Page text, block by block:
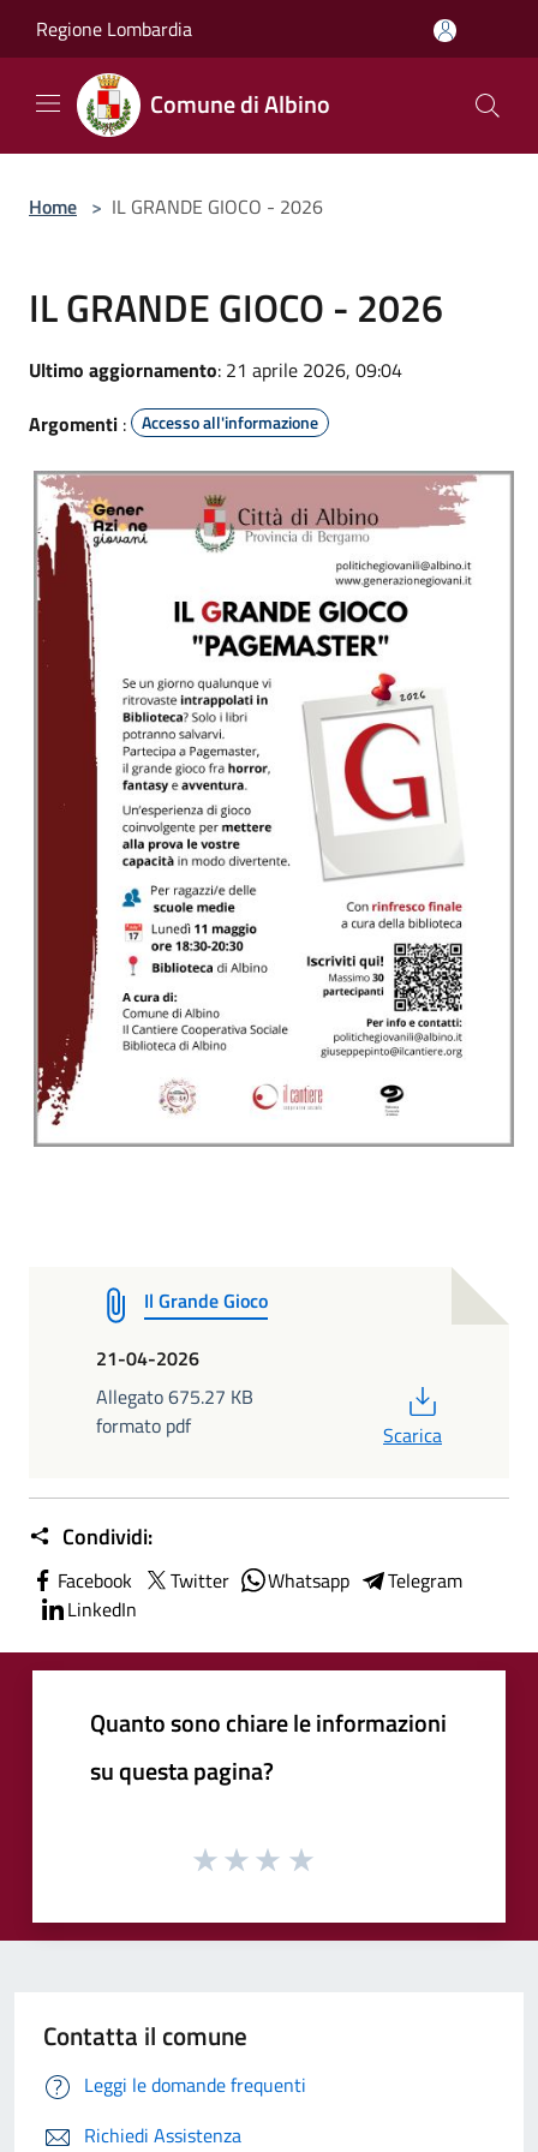
Regione Lombardia
Comune di Albino
Home > IL GRANDE GIOCO - 2026
IL GRANDE GIOCO - 2026
Ultimo aggiornamento: 21 aprile 2026, 09:04
Argomenti : Accesso all'informazione
Il Grande Gioco
21-04-2026
Allegato 675.27 KB
formato pdf
Scarica
Condividi:
Facebook Twitter Whatsapp
Telegram
LinkedIn
Quanto sono chiare le informazioni
su questa pagina?
Contatta il comune
Leggi le domande frequenti
Richiedi Assistenza